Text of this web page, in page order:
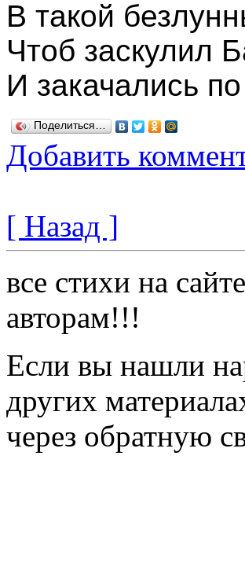
В такой
Чтоб заскулил
И закачались
Поделиться…
Добавить
[ Назад ]
все стихи на
авторам!!!
Если вы нашли
других
через обратную